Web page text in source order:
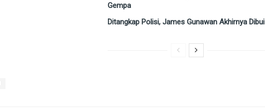
Gempa
Ditangkap Polisi, James Gunawan Akhirnya Dibui